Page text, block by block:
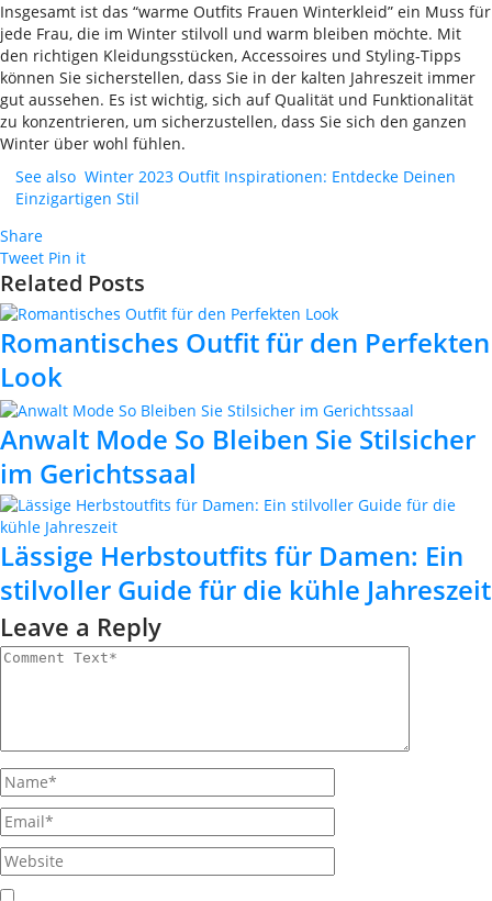
Insgesamt ist das “warme Outfits Frauen Winterkleid” ein Muss für
jede Frau, die im Winter stilvoll und warm bleiben möchte. Mit
den richtigen Kleidungsstücken, Accessoires und Styling-Tipps
können Sie sicherstellen, dass Sie in der kalten Jahreszeit immer
gut aussehen. Es ist wichtig, sich auf Qualität und Funktionalität
zu konzentrieren, um sicherzustellen, dass Sie sich den ganzen
Winter über wohl fühlen.
See also Winter 2023 Outfit Inspirationen: Entdecke Deinen
Einzigartigen Stil
Share
Tweet Pin it
Related Posts
Romantisches Outfit für den Perfekten
Look
Anwalt Mode So Bleiben Sie Stilsicher
im Gerichtssaal
Lässige Herbstoutfits für Damen: Ein
stilvoller Guide für die kühle Jahreszeit
Leave a Reply